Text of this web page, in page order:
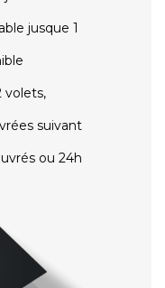
jusque 1
volets,
suivant
ou 24h